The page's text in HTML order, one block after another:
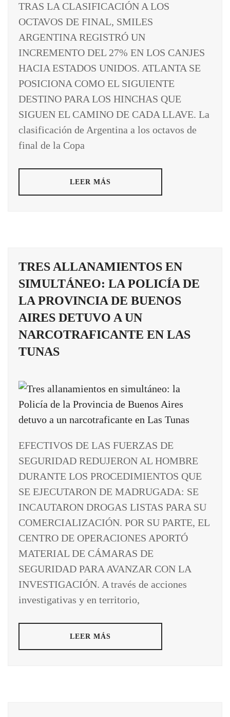
TRAS LA CLASIFICACIÓN A LOS
OCTAVOS DE FINAL, SMILES
ARGENTINA REGISTRÓ UN
INCREMENTO DEL 27% EN LOS CANJES
HACIA ESTADOS UNIDOS. ATLANTA SE
POSICIONA COMO EL SIGUIENTE
DESTINO PARA LOS HINCHAS QUE
SIGUEN EL CAMINO DE CADA LLAVE. La
clasificación de Argentina a los octavos de
final de la Copa
LEER MÁS
TRES ALLANAMIENTOS EN
SIMULTÁNEO: LA POLICÍA DE
LA PROVINCIA DE BUENOS
AIRES DETUVO A UN
NARCOTRAFICANTE EN LAS
TUNAS
EFECTIVOS DE LAS FUERZAS DE
SEGURIDAD REDUJERON AL HOMBRE
DURANTE LOS PROCEDIMIENTOS QUE
SE EJECUTARON DE MADRUGADA: SE
INCAUTARON DROGAS LISTAS PARA SU
COMERCIALIZACIÓN. POR SU PARTE, EL
CENTRO DE OPERACIONES APORTÓ
MATERIAL DE CÁMARAS DE
SEGURIDAD PARA AVANZAR CON LA
INVESTIGACIÓN. A través de acciones
investigativas y en territorio,
LEER MÁS